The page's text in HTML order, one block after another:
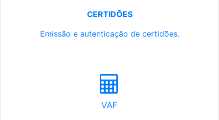
CERTIDÕES
Emissão e autenticação de certidões.
VAF